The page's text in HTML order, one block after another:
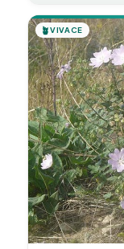
🪴VIVACE